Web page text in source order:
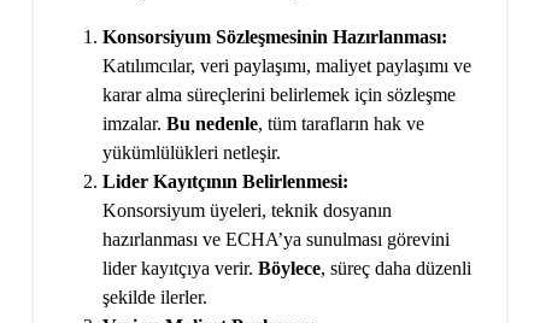
Konsorsiyum Sözleşmesinin Hazırlanması:
Katılımcılar, veri paylaşımı, maliyet paylaşımı ve
karar alma süreçlerini belirlemek için sözleşme
imzalar. Bu nedenle, tüm tarafların hak ve
yükümlülükleri netleşir.
Lider Kayıtçının Belirlenmesi:
Konsorsiyum üyeleri, teknik dosyanın
hazırlanması ve ECHA’ya sunulması görevini
lider kayıtçıya verir. Böylece, süreç daha düzenli
şekilde ilerler.